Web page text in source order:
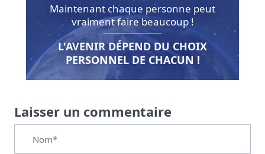
Maintenant chaque personne peut
vraiment faire beaucoup !
L'AVENIR DÉPEND DU CHOIX
PERSONNEL DE CHACUN !
Laisser un commentaire